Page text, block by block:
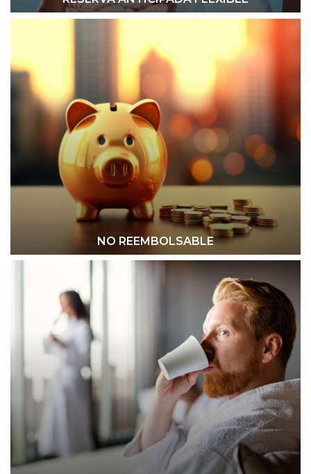
NO REEMBOLSABLE